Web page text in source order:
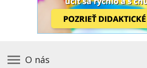
O nás